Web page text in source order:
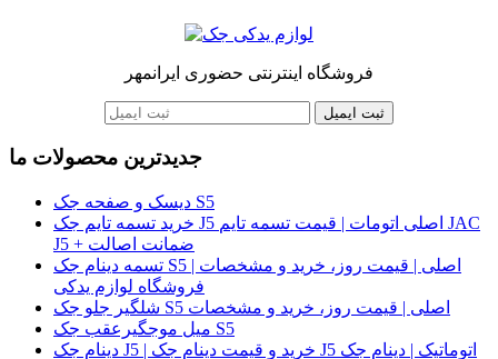
فروشگاه اینترنتی حضوری ایرانمهر
ثبت ایمیل
جدیدترین محصولات ما
دیسک و صفحه جک S5
خرید تسمه تایم جک J5 اصلی اتومات | قیمت تسمه تایم JAC
J5 + ضمانت اصالت
تسمه دینام جک S5 اصلی | قیمت روز، خرید و مشخصات |
فروشگاه لوازم یدکی
شلگیر جلو جک S5 اصلی | قیمت روز، خرید و مشخصات
میل موجگیرعقب جک S5
دینام جک J5 | خرید و قیمت دینام جک J5 اتوماتیک | دینام جک